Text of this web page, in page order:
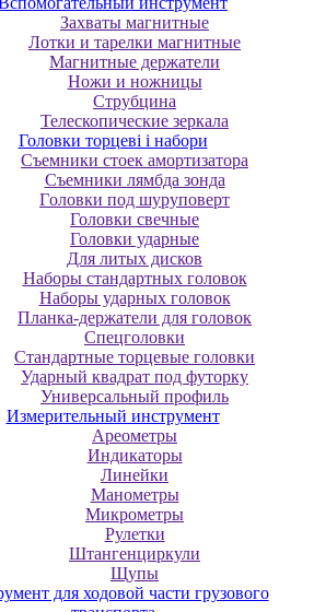
Захваты магнитные
Лотки и тарелки магнитные
Магнитные держатели
Ножи и ножницы
Струбцина
Телескопические зеркала
Головки торцеві і набори
Cъeмники cтoeк aмopтизaтopa
Cъeмники лямбдa зoндa
Гoлoвки пoд шуpупoвepт
Головки свечные
Головки ударные
Для литых дисков
Наборы стандартных головок
Наборы ударных головок
Планка-держатели для головок
Спецголовки
Стандартные торцевые головки
Ударный квадрат под футорку
Универсальный профиль
Измерительный инструмент
Ареометры
Индикаторы
Линейки
Манометры
Микрометры
Рулетки
Штангенциркули
Щупы
для ходовой части грузового